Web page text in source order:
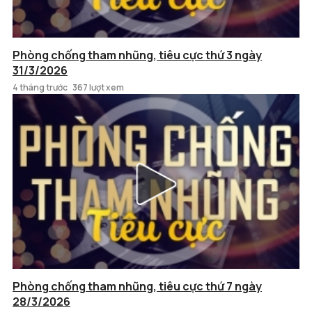
Phòng chống tham nhũng, tiêu cực thứ 3 ngày
31/3/2026
4 tháng trước 367 lượt xem
Phòng chống tham nhũng, tiêu cực thứ 7 ngày
28/3/2026